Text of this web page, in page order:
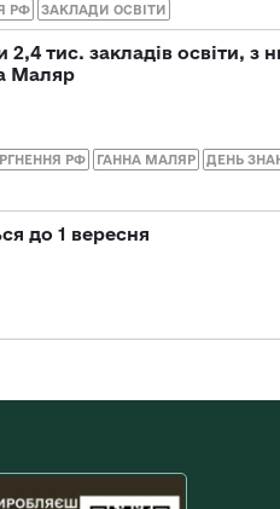
РФ ЗАКЛАДИ ОСВІТИ
тис. закладів освіти, з
Маляр
РФ ГАННА МАЛЯР ДЕНЬ
до 1 вересня